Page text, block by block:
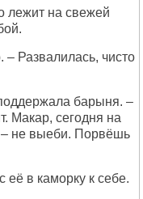
лежит на свежей
– Развалилась, чисто
барыня. –
Макар, сегодня на
– не выеби. Порвёшь
её в каморку к себе.